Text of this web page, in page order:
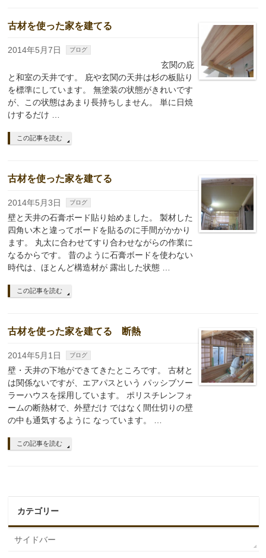
古材を使った家を建てる
2014年5月7日 ブログ
玄関の庇
と和室の天井です。 庇や玄関の天井は杉の板貼り
を標準にしています。 無塗装の状態がきれいです
が、この状態はあまり長持ちしません。 単に日焼
けするだけ …
この記事を読む
古材を使った家を建てる
2014年5月3日 ブログ
壁と天井の石膏ボード貼り始めました。 製材した
四角い木と違ってボードを貼るのに手間がかかり
ます。 丸太に合わせてすり合わせながらの作業に
なるからです。 昔のように石膏ボードを使わない
時代は、ほとんど構造材が 露出した状態 …
この記事を読む
古材を使った家を建てる 断熱
2014年5月1日 ブログ
壁・天井の下地ができてきたところです。 古材と
は関係ないですが、エアパスという パッシブソー
ラーハウスを採用しています。 ポリスチレンフォ
ームの断熱材で、外壁だけ ではなく間仕切りの壁
の中も通気するように なっています。 …
この記事を読む
カテゴリー
サイドバー